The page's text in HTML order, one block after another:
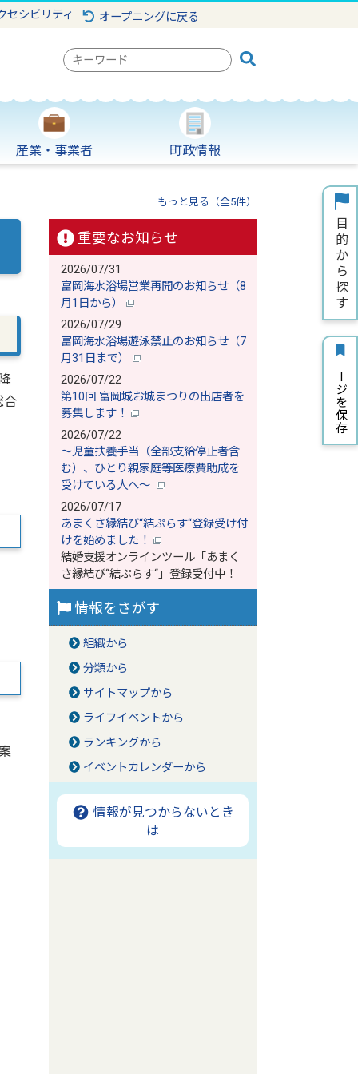
セシビリティ オープニングに戻る
検
キ
ー
ワ
ー
産業・事業者 町政情報
もっと見る（全5件）
合
重要なお知らせ
2026/07/31
富岡海水浴場営業再開のお知らせ（8
月1日から）
2026/07/29
富岡海水浴場遊泳禁止のお知らせ（7
月31日まで）
2026/07/22
第10回 富岡城お城まつりの出店者を
募集します！
2026/07/22
～児童扶養手当（全部支給停止者含
む）、ひとり親家庭等医療費助成を
受けている人へ～
2026/07/17
あまくさ縁結び‘‘結ぷらす‘‘登録受け付
けを始めました！
結婚支援オンラインツール「あまく
さ縁結び‘‘結ぷらす‘‘」登録受付中！
情報をさがす
組織から
分類から
サイトマップから
ライフイベントから
ランキングから
イベントカレンダーから
情報が見つからないとき
は
ページを保存